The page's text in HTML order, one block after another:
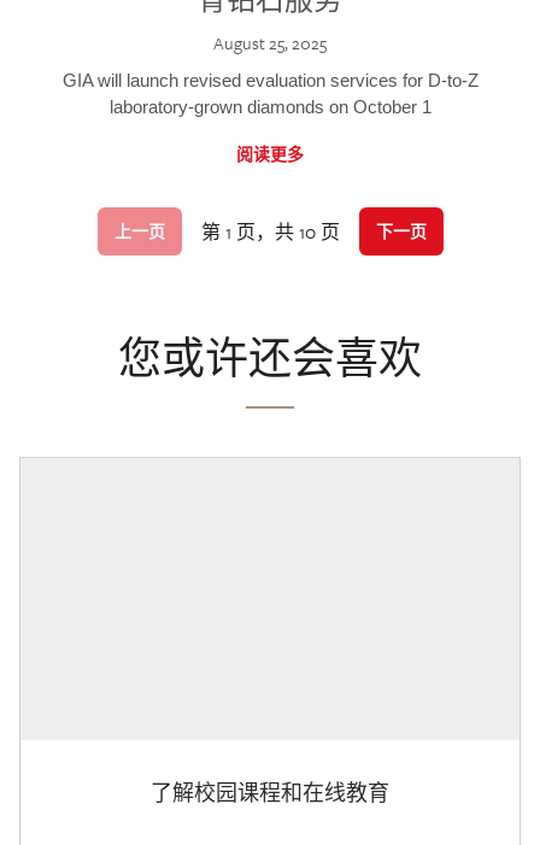
August 25, 2025
GIA will launch revised evaluation services for D-to-Z
laboratory-grown diamonds on October 1
阅读更多
上一页 第 1 页，共 10 页 下一页
您或许还会喜欢
了解校园课程和在线教育